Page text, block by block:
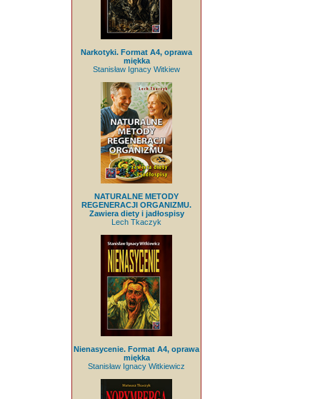
Narkotyki. Format A4, oprawa
miękka
Stanisław Ignacy Witkiew
NATURALNE METODY
REGENERACJI ORGANIZMU.
Zawiera diety i jadłospisy
Lech Tkaczyk
Nienasycenie. Format A4, oprawa
miękka
Stanisław Ignacy Witkiewicz